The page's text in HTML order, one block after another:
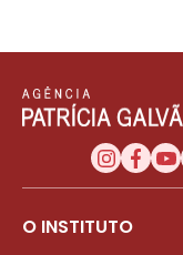
O INSTITUTO